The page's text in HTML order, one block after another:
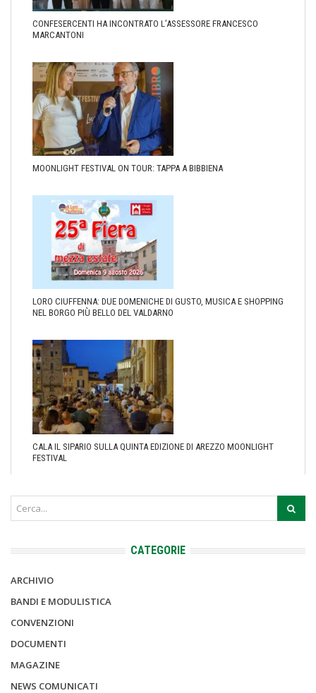
CONFESERCENTI HA INCONTRATO L’ASSESSORE FRANCESCO
MARCANTONI
MOONLIGHT FESTIVAL ON TOUR: TAPPA A BIBBIENA
LORO CIUFFENNA: DUE DOMENICHE DI GUSTO, MUSICA E SHOPPING
NEL BORGO PIÙ BELLO DEL VALDARNO
CALA IL SIPARIO SULLA QUINTA EDIZIONE DI AREZZO MOONLIGHT
FESTIVAL
CATEGORIE
ARCHIVIO
BANDI E MODULISTICA
CONVENZIONI
DOCUMENTI
MAGAZINE
NEWS COMUNICATI